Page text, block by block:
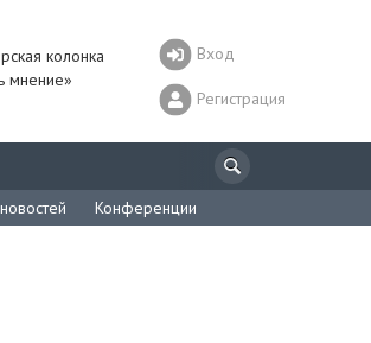
колонка
мнение»
Вход
Регистрация
Конференции